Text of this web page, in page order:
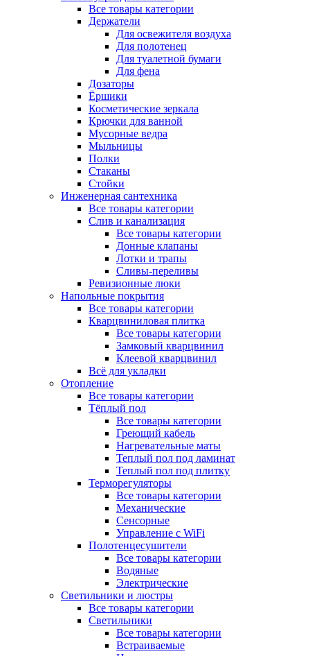
Все товары категории
Держатели
Для освежителя воздуха
Для полотенец
Для туалетной бумаги
Для фена
Дозаторы
Ёршики
Косметические зеркала
Крючки для ванной
Мусорные ведра
Мыльницы
Полки
Стаканы
Стойки
Инженерная сантехника
Все товары категории
Слив и канализация
Все товары категории
Донные клапаны
Лотки и трапы
Сливы-переливы
Ревизионные люки
Напольные покрытия
Все товары категории
Кварцвиниловая плитка
Все товары категории
Замковый кварцвинил
Клеевой кварцвинил
Всё для укладки
Отопление
Все товары категории
Тёплый пол
Все товары категории
Греющий кабель
Нагревательные маты
Теплый пол под ламинат
Теплый пол под плитку
Терморегуляторы
Все товары категории
Механические
Сенсорные
Управление с WiFi
Полотенцесушители
Все товары категории
Водяные
Электрические
Светильники и люстры
Все товары категории
Светильники
Все товары категории
Встраиваемые